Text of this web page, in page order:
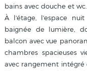
bains avec douche et wc.
À l'étage, l'espace
baignée de lumière,
balcon avec vue
chambres spacieuses
avec rangement intégré